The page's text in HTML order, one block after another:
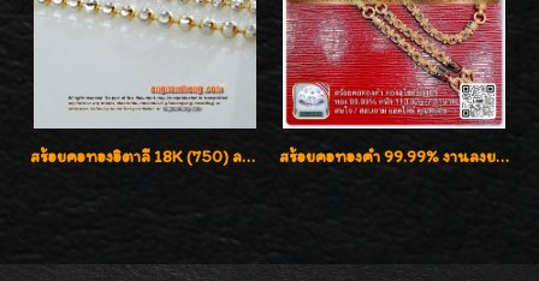
สร้อยคอทองอิตาลี 18K (750) ลายยินตันแกะมูนคัดสวย ลายนี้เงามากๆค่ะ ใส่ทนแข็งแรง สร้อยคอทองคำ 99.99% งานลงยาสุโขทัยแท้ งานช่างทองโบราณ หรูหรา น่าสะสมค่ะ